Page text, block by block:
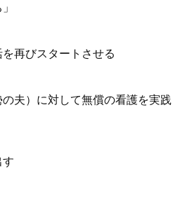
再びスタートさせる
夫）に対して無償の看護を実践
す